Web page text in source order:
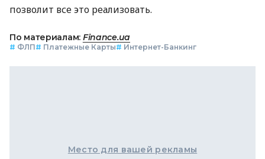
позволит все это реализовать.
По материалам: Finance.ua
# ФЛП# Платежные Карты# Интернет-Банкинг
Место для вашей рекламы